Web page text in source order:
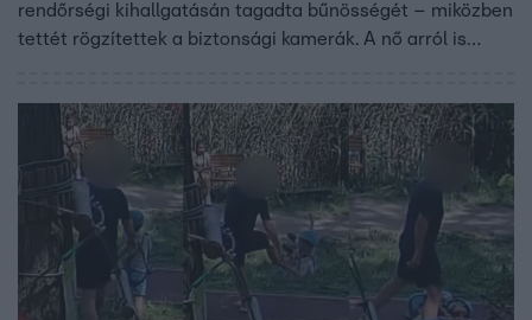
rendőrségi kihallgatásán tagadta bűnösségét – miközben
tettét rögzítettek a biztonsági kamerák. A nő arról is
hiába kereste.